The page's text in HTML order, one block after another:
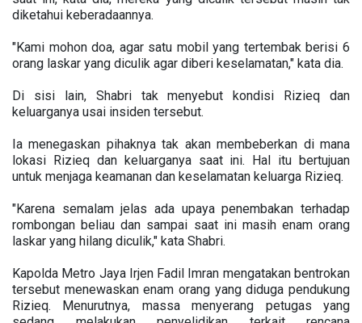
diketahui keberadaannya.
"Kami mohon doa, agar satu mobil yang tertembak berisi 6
orang laskar yang diculik agar diberi keselamatan," kata dia.
Di sisi lain, Shabri tak menyebut kondisi Rizieq dan
keluarganya usai insiden tersebut.
Ia menegaskan pihaknya tak akan membeberkan di mana
lokasi Rizieq dan keluarganya saat ini. Hal itu bertujuan
untuk menjaga keamanan dan keselamatan keluarga Rizieq.
"Karena semalam jelas ada upaya penembakan terhadap
rombongan beliau dan sampai saat ini masih enam orang
laskar yang hilang diculik," kata Shabri.
Kapolda Metro Jaya Irjen Fadil Imran mengatakan bentrokan
tersebut menewaskan enam orang yang diduga pendukung
Rizieq. Menurutnya, massa menyerang petugas yang